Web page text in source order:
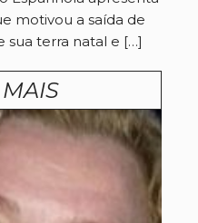
motivou a saída de
sua terra natal e […]